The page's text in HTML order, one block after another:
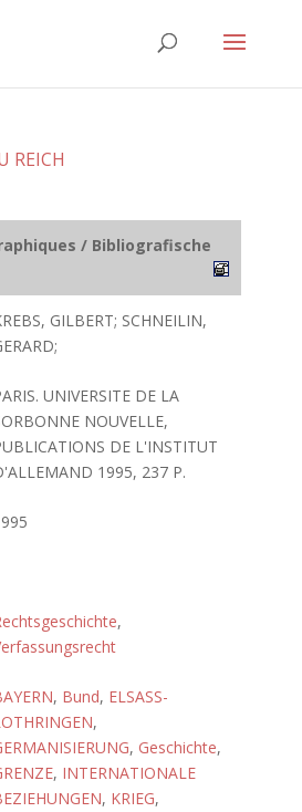
REICH
/ Bibliografische
GILBERT; SCHNEILIN,
UNIVERSITE DE LA
NOUVELLE,
DE L'INSTITUT
1995, 237 P.
,
, Bund, ELSASS-
,
, Geschichte,
, INTERNATIONALE
, KRIEG,